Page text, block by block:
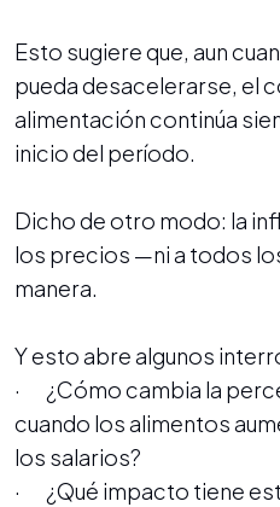
Esto sugiere que, aun
pueda desacelerarse, el
alimentación continúa
inicio del período.
Dicho de otro modo: la
los precios —ni a todos
manera.
Y esto abre algunos
· ¿Cómo cambia la
cuando los alimentos
los salarios?
· ¿Qué impacto tiene